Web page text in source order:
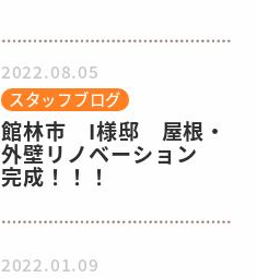
2022.08.05
スタッフブログ
館林市 I様邸 屋根・
外壁リノベーション
完成！！！
2022.01.09